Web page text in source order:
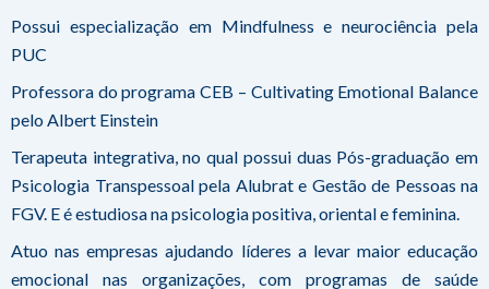
Possui especialização em Mindfulness e neurociência pela
PUC
Professora do programa CEB – Cultivating Emotional Balance
pelo Albert Einstein
Terapeuta integrativa, no qual possui duas Pós-graduação em
Psicologia Transpessoal pela Alubrat e Gestão de Pessoas na
FGV. E é estudiosa na psicologia positiva, oriental e feminina.
Atuo nas empresas ajudando líderes a levar maior educação
emocional nas organizações, com programas de saúde